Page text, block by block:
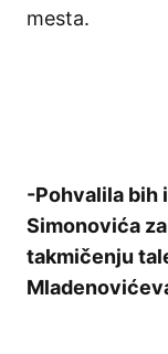
mesta.
-Pohvalila bih
Simonovića
takmičenju